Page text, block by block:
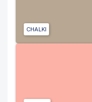
CHALKI